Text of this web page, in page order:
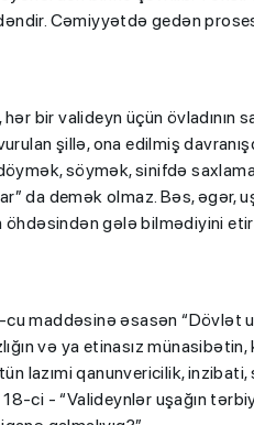
Cəmiyyətdə gedən
bir valideyn üçün övladının
şillə, ona edilmiş
söymək, sinifdə
da demək olmaz. Bəs,
öhdəsindən gələ bilmədiyini
maddəsinə əsasən “Dövlət
və ya etinasız
lazımi qanunvericilik,
ci - “Valideynlər uşağın